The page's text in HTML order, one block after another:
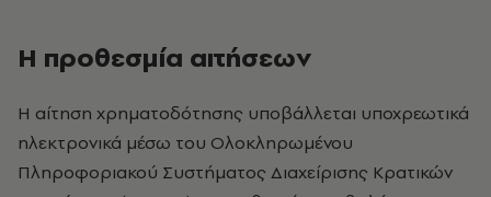
Η προθεσμία αιτήσεων
Η αίτηση χρηματοδότησης υποβάλλεται υποχρεωτικά
ηλεκτρονικά μέσω του Ολοκληρωμένου
Πληροφοριακού Συστήματος Διαχείρισης Κρατικών